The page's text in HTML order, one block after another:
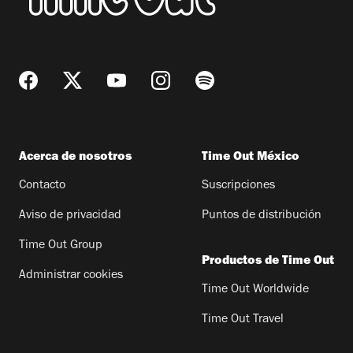
Acerca de nosotros
Contacto
Aviso de privacidad
Time Out Group
Administrar cookies
Time Out México
Suscripciones
Puntos de distribución
Productos de Time Out
Time Out Worldwide
Time Out Travel